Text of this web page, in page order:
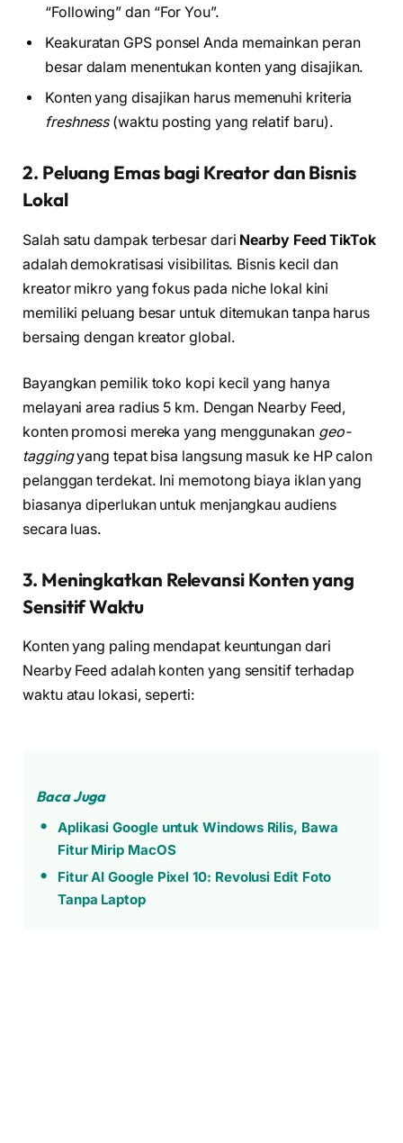
“Following” dan “For You”.
Keakuratan GPS ponsel Anda memainkan peran
besar dalam menentukan konten yang disajikan.
Konten yang disajikan harus memenuhi kriteria
freshness(waktu posting yang relatif baru).
2. Peluang Emas bagi Kreator dan Bisnis
Lokal
Salah satu dampak terbesar dari Nearby Feed TikTok
adalah demokratisasi visibilitas. Bisnis kecil dan
kreator mikro yang fokus pada niche lokal kini
memiliki peluang besar untuk ditemukan tanpa harus
bersaing dengan kreator global.
Bayangkan pemilik toko kopi kecil yang hanya
melayani area radius 5 km. Dengan Nearby Feed,
konten promosi mereka yang menggunakan geo-
taggingyang tepat bisa langsung masuk ke HP calon
pelanggan terdekat. Ini memotong biaya iklan yang
biasanya diperlukan untuk menjangkau audiens
secara luas.
3. Meningkatkan Relevansi Konten yang
Sensitif Waktu
Konten yang paling mendapat keuntungan dari
Nearby Feed adalah konten yang sensitif terhadap
waktu atau lokasi, seperti:
Baca Juga
Aplikasi Google untuk Windows Rilis, Bawa
Fitur Mirip MacOS
Fitur AI Google Pixel 10: Revolusi Edit Foto
Tanpa Laptop